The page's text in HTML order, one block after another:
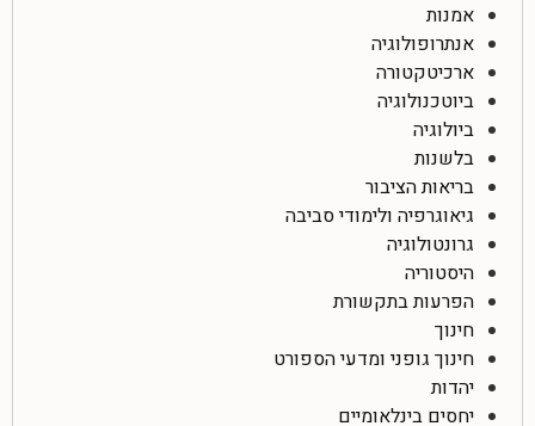
אמנות
אנתרופולוגיה
ארכיטקטורה
ביוטכנולוגיה
ביולוגיה
בלשנות
בריאות הציבור
גיאוגרפיה ולימודי סביבה
גרונטולוגיה
היסטוריה
הפרעות בתקשורת
חינוך
חינוך גופני ומדעי הספורט
יהדות
יחסים בינלאומיים